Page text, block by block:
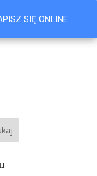
SIĘ ONLINE